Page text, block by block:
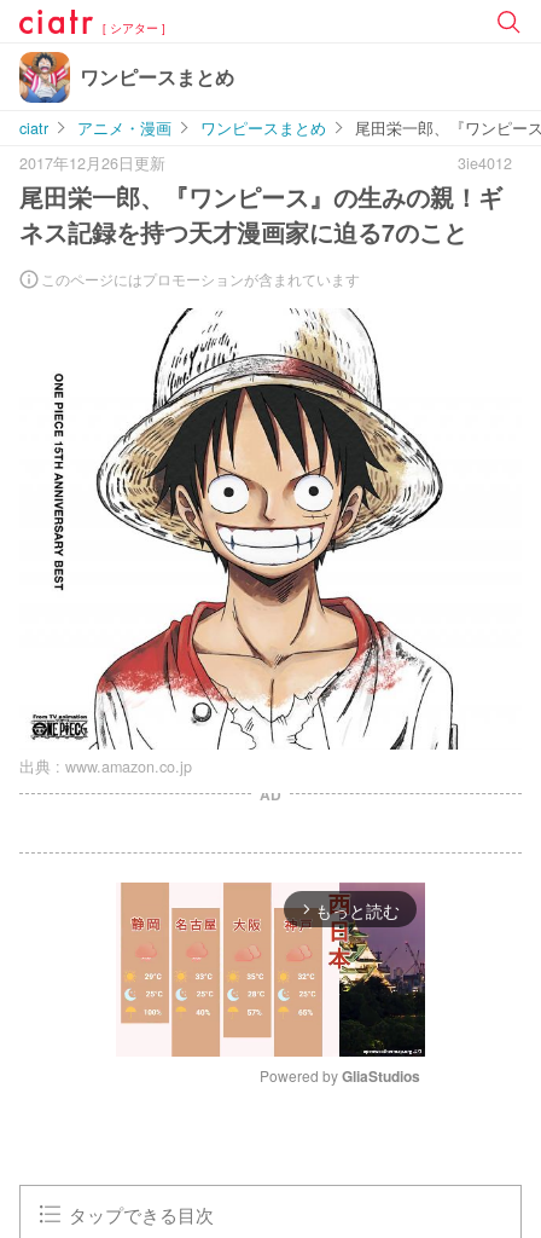
[ シアター ]
ワンピースまとめ
ciatr アニメ・漫画 ワンピースまとめ
尾田栄一郎、『ワンピー
2017年12月26日更新
3ie4012
尾田栄一郎、『ワンピース』の生みの親！ギ
ネス記録を持つ天才漫画家に迫る7のこと
このページにはプロモーションが含まれています
出典 : www.amazon.co.jp
AD
arrow_forward_ios もっと読む
Powered by GliaStudios
タップできる目次